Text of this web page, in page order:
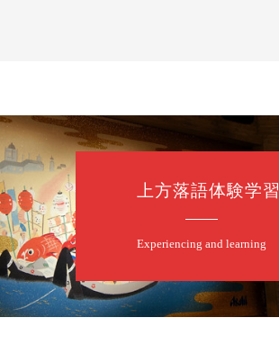
眞／笑福亭仁福／幸助福助（漫才）／桂春若
上方落語体験学習
Experiencing and learning